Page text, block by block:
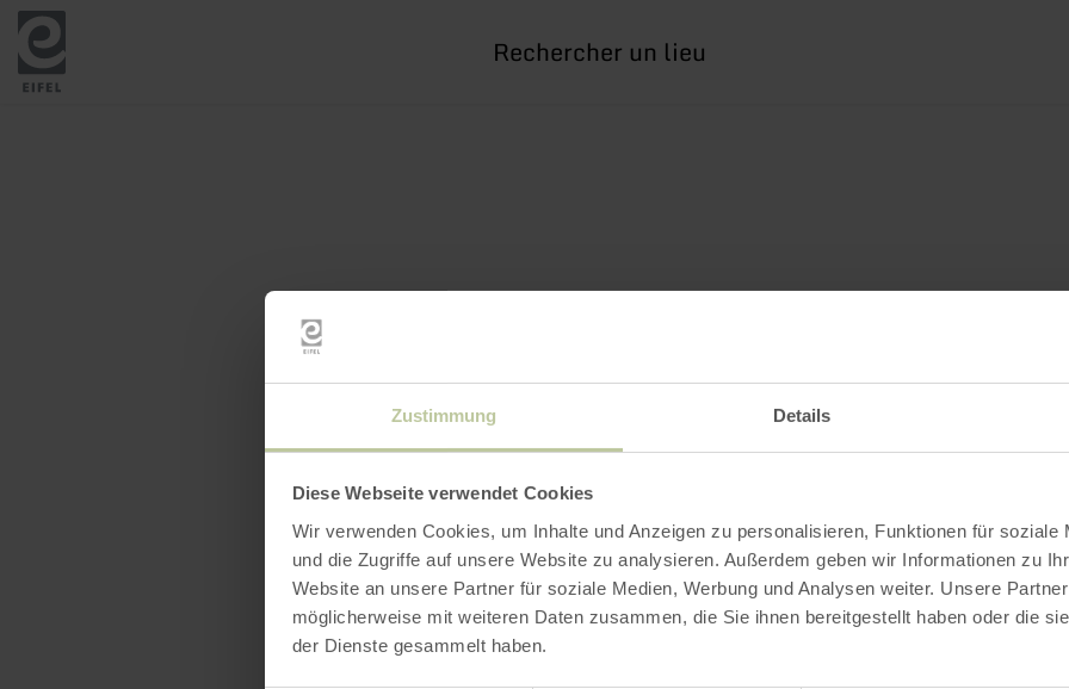
Zustimmung Details
Diese Webseite verwendet Cookies
Wir verwenden Cookies, um Inhalte und Anzeigen zu personalisieren, Funktionen für soziale
und die Zugriffe auf unsere Website zu analysieren. Außerdem geben wir Informationen zu
Website an unsere Partner für soziale Medien, Werbung und Analysen weiter. Unsere
möglicherweise mit weiteren Daten zusammen, die Sie ihnen bereitgestellt haben oder die
der Dienste gesammelt haben.
recherche